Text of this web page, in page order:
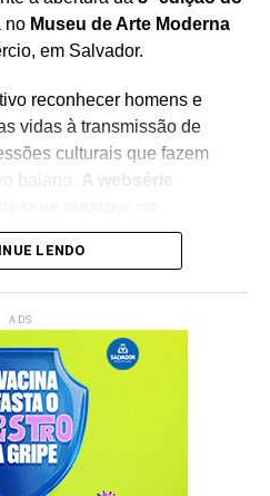
no Museu de Arte Moderna
em Salvador.
reconhecer homens e
vidas à transmissão de
culturais que fazem
baiano.
A websérie
imaterial, reforçando o
construção da memória
doRede Capoeira
representantes
da cultura afro-
com a participação da
Menezes
voltadas à valorização
LENDO
ADS